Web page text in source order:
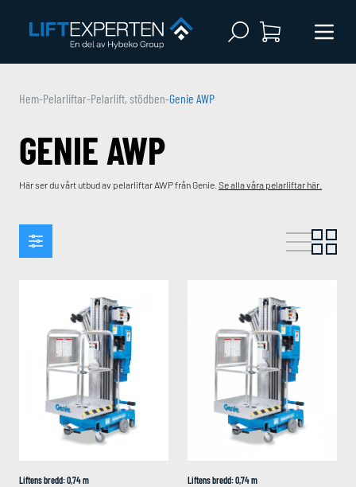
Open search
Hem-Pelarliftar-Pelarlift, stödben-Genie AWP
GENIE AWP
Här ser du vårt utbud av pelarliftar AWP från Genie. Se alla våra pelarliftar här.
Liftens bredd:0,74m Liftens bredd:0,74m